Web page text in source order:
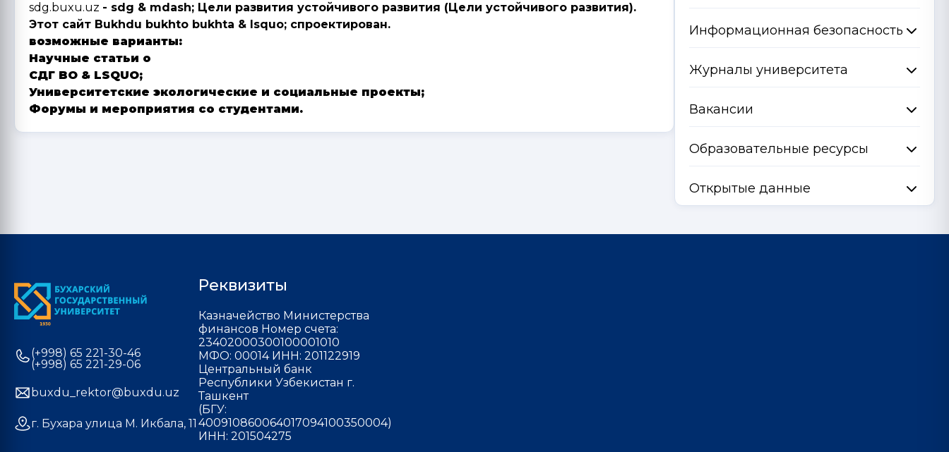
sdg.buxu.uz - sdg & mdash; Цели развития устойчивого развития (Цели устойчивого развития).
Этот сайт Bukhdu bukhto bukhta & lsquo; спроектирован.
возможные варианты:
Научные статьи о
СДГ BO & LSQUO;
Университетские экологические и социальные проекты;
Форумы и мероприятия со студентами.
Информационная безопасность
Журналы университета
Вакансии
Образовательные ресурсы
Открытые данные
(+998) 65 221-30-46
(+998) 65 221-29-06
buxdu_rektor@buxdu.uz
г. Бухара улица М. Икбала, 11
Реквизиты
Казначейство Министерства
финансов Номер счета:
23402000300100001010
МФО: 00014 ИНН: 201122919
Центральный банк
Республики Узбекистан г.
Ташкент
(БГУ:
400910860064017094100350004)
ИНН: 201504275